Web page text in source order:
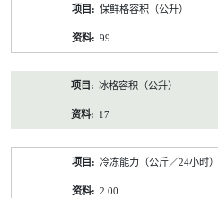
保鲜格容积（公升）
99
冰格容积（公升）
17
冷冻能力（公斤／24小时）
2.00